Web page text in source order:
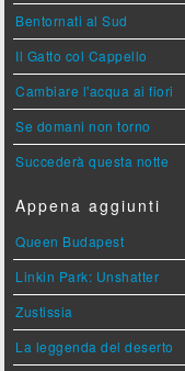
Bentornati al Sud
Il Gatto col Cappello
Cambiare l'acqua ai fiori
Se domani non torno
Succederà questa notte
Appena aggiunti
Queen Budapest
Linkin Park: Unshatter
Zustissia
La leggenda del deserto